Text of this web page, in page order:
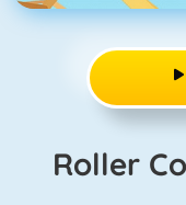
Roller